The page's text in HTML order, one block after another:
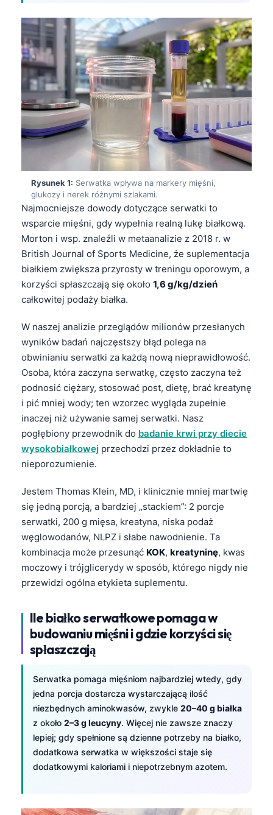
Rysunek 1: Serwatka wpływa na markery mięśni,
glukozy i nerek różnymi szlakami.
Najmocniejsze dowody dotyczące serwatki to
wsparcie mięśni, gdy wypełnia realną lukę białkową.
Morton i wsp. znaleźli w metaanalizie z 2018 r. w
British Journal of Sports Medicine, że suplementacja
białkiem zwiększa przyrosty w treningu oporowym, a
korzyści spłaszczają się około 1,6 g/kg/dzień
całkowitej podaży białka.
W naszej analizie przeglądów milionów przesłanych
wyników badań najczęstszy błąd polega na
obwinianiu serwatki za każdą nową nieprawidłowość.
Osoba, która zaczyna serwatkę, często zaczyna też
podnosić ciężary, stosować post, dietę, brać kreatynę
i pić mniej wody; ten wzorzec wygląda zupełnie
inaczej niż używanie samej serwatki. Nasz
pogłębiony przewodnik do badanie krwi przy diecie
wysokobiałkowej przechodzi przez dokładnie to
nieporozumienie.
Jestem Thomas Klein, MD, i klinicznie mniej martwię
się jedną porcją, a bardziej „stackiem”: 2 porcje
serwatki, 200 g mięsa, kreatyna, niska podaż
węglowodanów, NLPZ i słabe nawodnienie. Ta
kombinacja może przesunąć KOK, kreatyninę, kwas
moczowy i trójglicerydy w sposób, którego nigdy nie
przewidzi ogólna etykieta suplementu.
Ile białko serwatkowe pomaga w
budowaniu mięśni i gdzie korzyści się
spłaszczają
Serwatka pomaga mięśniom najbardziej wtedy, gdy
jedna porcja dostarcza wystarczającą ilość
niezbędnych aminokwasów, zwykle 20–40 g białka
z około 2–3 g leucyny. Więcej nie zawsze znaczy
lepiej; gdy spełnione są dzienne potrzeby na białko,
dodatkowa serwatka w większości staje się
dodatkowymi kaloriami i niepotrzebnym azotem.